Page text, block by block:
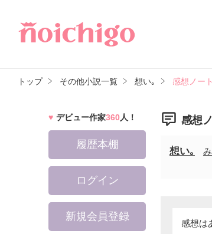
トップ その他小説一覧 想い｡ 感想ノー
感想
想い｡
感想は
デビュー作家360人！
履歴本棚
ログイン
新規会員登録